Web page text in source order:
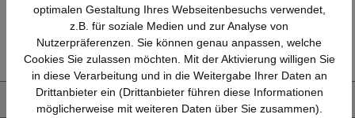
Erfahrung
Bewährt seit 1958
Kostenlose Beratung
(04205) 635940
optimalen Gestaltung Ihres Webseitenbesuchs verwendet,
z.B. für soziale Medien und zur Analyse von
Nutzerpräferenzen. Sie können genau anpassen, welche
Cookies Sie zulassen möchten. Mit der Aktivierung willigen Sie
in diese Verarbeitung und in die Weitergabe Ihrer Daten an
Drittanbieter ein (Drittanbieter führen diese Informationen
möglicherweise mit weiteren Daten über Sie zusammen).